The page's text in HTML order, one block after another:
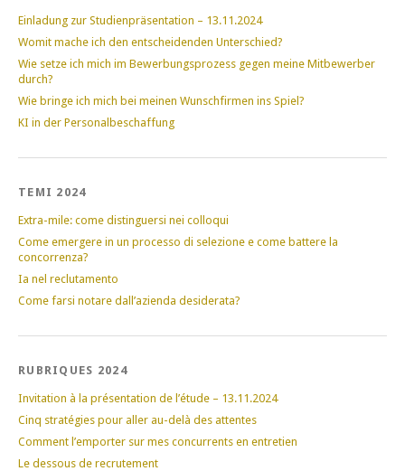
Einladung zur Studienpräsentation – 13.11.2024
Womit mache ich den entscheidenden Unterschied?
Wie setze ich mich im Bewerbungsprozess gegen meine Mitbewerber
durch?
Wie bringe ich mich bei meinen Wunschfirmen ins Spiel?
KI in der Personalbeschaffung
TEMI 2024
Extra-mile: come distinguersi nei colloqui
Come emergere in un processo di selezione e come battere la
concorrenza?
Ia nel reclutamento
Come farsi notare dall’azienda desiderata?
RUBRIQUES 2024
Invitation à la présentation de l’étude – 13.11.2024
Cinq stratégies pour aller au-delà des attentes
Comment l’emporter sur mes concurrents en entretien
Le dessous de recrutement